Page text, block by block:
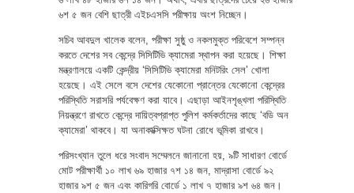
৬শ ৫ জন বেশি ছাত্রী এইচএসসি পরীক্ষায় অংশ নিচ্ছেন।
সচিব আবদুল খালেক বলেন, পরীক্ষা সুষ্ঠু ও নকলমুক্ত পরিবেশে সম্পন্ন
করতে দেশের সব কেন্দ্রে সিসিটিভি ক্যামেরা স্থাপন করা হয়েছে। শিক্ষা
মন্ত্রণালয়ে একটি কেন্দ্রীয় ‘সিসিটিভি ক্যামেরা মনিটরিং সেল’ খোলা
হয়েছে। এই সেলে বসে দেশের যেকোনো প্রান্তের যেকোনো কেন্দ্রের
পরিস্থিতি সরাসরি পর্যবেক্ষণ করা যাবে। এছাড়া আইনশৃঙ্খলা পরিস্থিতি
নিয়ন্ত্রণে রাখতে কেন্দ্রে দায়িত্বপ্রাপ্ত পুলিশ কর্মকর্তাদের কাছে ‘বডি অন
ক্যামেরা’ থাকবে। যা অনাকাক্সিক্ষত ঘটনা রোধে ভূমিকা রাখবে।
পরিসংখ্যান তুলে ধরে সংবাদ সম্মেলনে জানানো হয়, ৯টি সাধারণ বোর্ডে
মোট পরীক্ষার্থী ১০ লাখ ৬৯ হাজার ৭শ ১৪ জন, মাদ্রাসা বোর্ডে ৯২
হাজার ৯শ ৫ জন এবং কারিগরি বোর্ডে ১ লাখ ৭ হাজার ৯শ ৬৪ জন।